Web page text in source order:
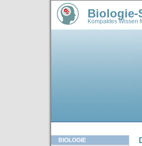
Biologie-
Kompaktes Wissen
BIOLOGIE